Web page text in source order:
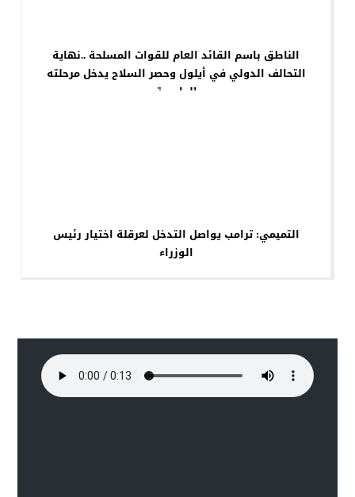
الناطق باسم القائد العام للقوات المسلحة ..نهاية
التحالف الدولي في أيلول وحصر السلاح يدخل مرحلته
الحاسمة
التميمي: ترامب يواصل التدخل لعرقلة اختيار رئيس
الوزراء